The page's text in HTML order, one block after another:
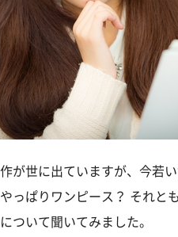
が世に出ていますが、今若
っぱりワンピース？ それと
ついて聞いてみました。